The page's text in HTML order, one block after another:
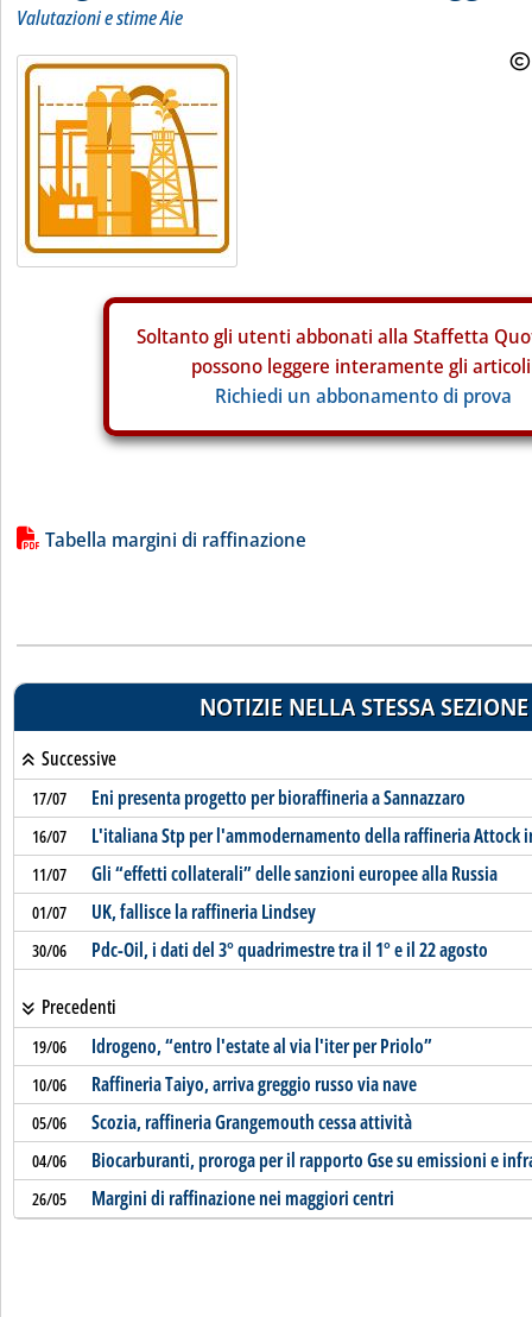
Valutazioni e stime Aie
Soltanto gli utenti abbonati alla Staffetta
possono leggere interamente gli
Richiedi un abbonamento di prova
Lista allegati PDF alla notizia
Tabella margini di raffinazione
NOTIZIE NELLA STESSA SEZIONE
Successive
17/07 Eni presenta progetto per bioraffineria a Sannazzaro
16/07 L'italiana Stp per l'ammodernamento della raffineria Attock
11/07 Gli “effetti collaterali” delle sanzioni europee alla Russia
01/07 UK, fallisce la raffineria Lindsey
30/06 Pdc-Oil, i dati del 3° quadrimestre tra il 1° e il 22 agosto
Precedenti
19/06 Idrogeno, “entro l'estate al via l'iter per Priolo”
10/06 Raffineria Taiyo, arriva greggio russo via nave
05/06 Scozia, raffineria Grangemouth cessa attività
04/06 Biocarburanti, proroga per il rapporto Gse su emissioni e
26/05 Margini di raffinazione nei maggiori centri